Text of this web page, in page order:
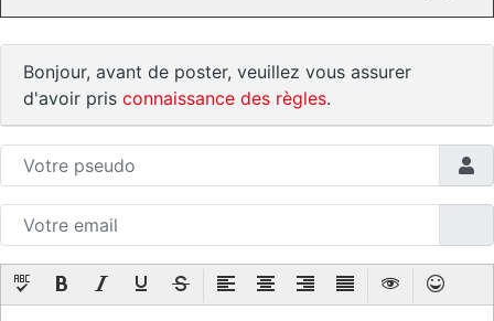
Bonjour, avant de poster, veuillez vous assurer
d'avoir pris connaissance des règles.